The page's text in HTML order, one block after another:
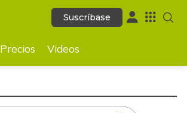
Suscríbase
Suscríbase
Precios Videos